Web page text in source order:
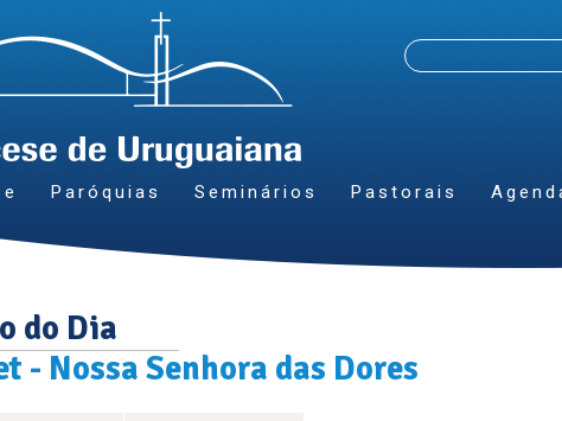
Paróquias Seminários Pastorais
do Dia
- Nossa Senhora das Dores